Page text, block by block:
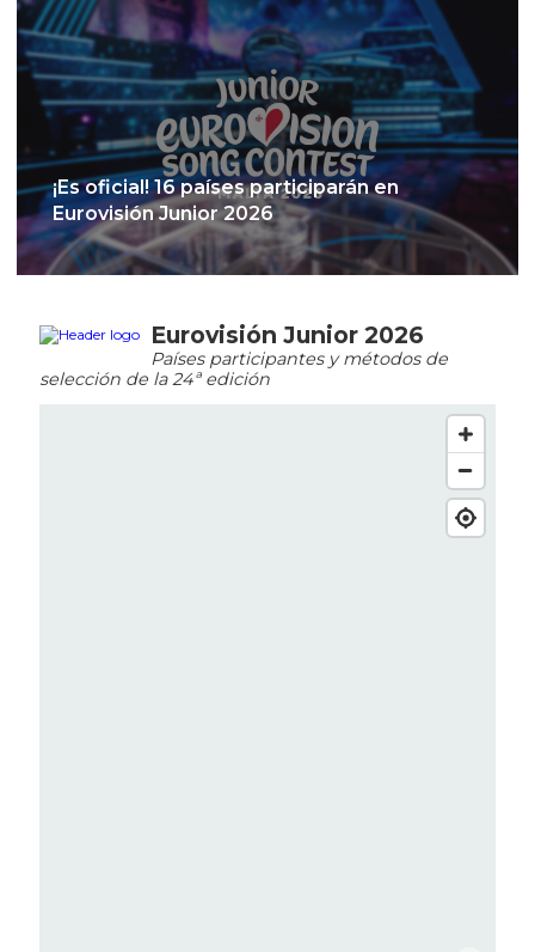
¡Es oficial! 16 países participarán en
Eurovisión Junior 2026